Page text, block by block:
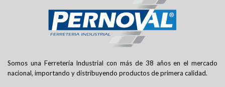
Somos una Ferretería Industrial con más de 38 años en el mercado
nacional, importando y distribuyendo productos de primera calidad.